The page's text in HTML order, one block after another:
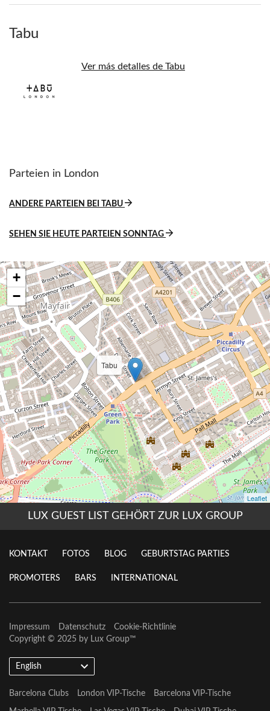
Tabu
Ver más detalles de Tabu
Parteien in London
ANDERE PARTEIEN BEI TABU
SEHEN SIE HEUTE PARTEIEN SONNTAG
LUX GUEST LIST GEHÖRT ZUR LUX GROUP
KONTAKT FOTOS BLOG GEBURTSTAG PARTIES
PROMOTERS BARS INTERNATIONAL
Impressum Datenschutz
Cookie-Richtlinie
Copyright © 2025 by Lux Group™
English
Barcelona Clubs London VIP-Tische Barcelona VIP-Tische